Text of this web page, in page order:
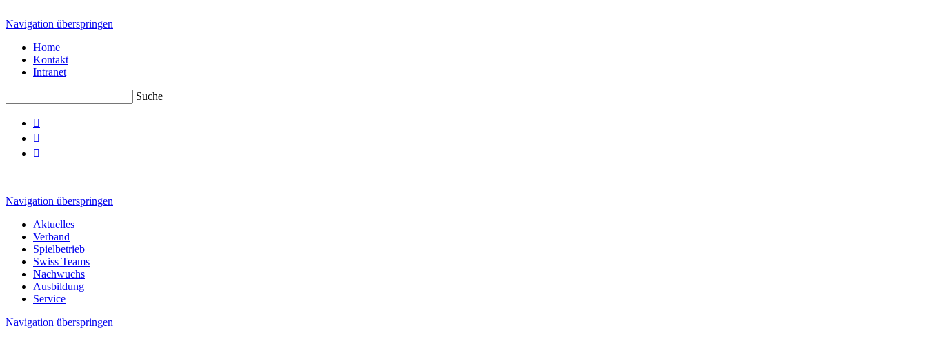
Navigation überspringen
Home
Kontakt
Intranet
Suche



Navigation überspringen
Aktuelles
Verband
Spielbetrieb
Swiss Teams
Nachwuchs
Ausbildung
Service
Navigation überspringen